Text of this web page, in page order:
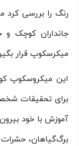
رنگ را بررسی کرد
جانداران کوچک
میکرسکوپ قرار
این میکروسکوپ
برای تحقیقات
آموزش با خود
برگ‌گیاهان،